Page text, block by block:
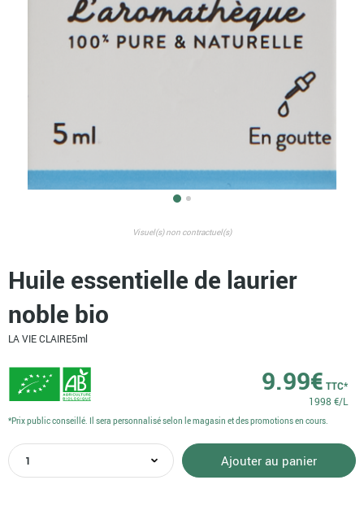
Visuel(s) non contractuel(s)
Huile essentielle de laurier
noble bio
LA VIE CLAIRE5ml
9.99€ TTC*
1998 €/L
quantité
de
Ajouter au panier
*Prix public conseillé. Il sera personnalisé selon le magasin et des promotions en cours.